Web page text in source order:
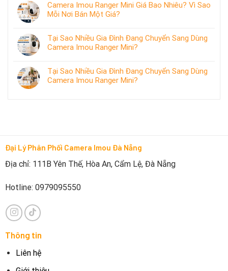
Camera Imou Ranger Mini Giá Bao Nhiêu? Vì Sao
Mỗi Nơi Bán Một Giá?
Tại Sao Nhiều Gia Đình Đang Chuyển Sang Dùng
Camera Imou Ranger Mini?
Tại Sao Nhiều Gia Đình Đang Chuyển Sang Dùng
Camera Imou Ranger Mini?
Đại Lý Phân Phối Camera Imou Đà Nẵng
Địa chỉ: 111B Yên Thế, Hòa An, Cẩm Lệ, Đà Nẵng
Hotline: 0979095550
Thông tin
Liên hệ